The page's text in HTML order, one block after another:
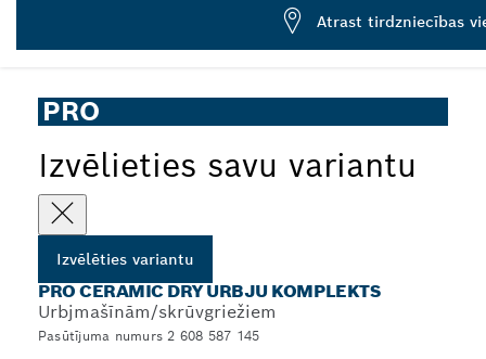
urbjmašīnām/skrūvgriežiem, cilindriskais kāts
PRO
Izvēlieties savu variantu
Izvēlēties variantu
PRO CERAMIC DRY URBJU KOMPLEKTS
Urbjmašīnām/skrūvgriežiem
Pasūtījuma numurs 2 608 587 145
Atrast tirdzniecības